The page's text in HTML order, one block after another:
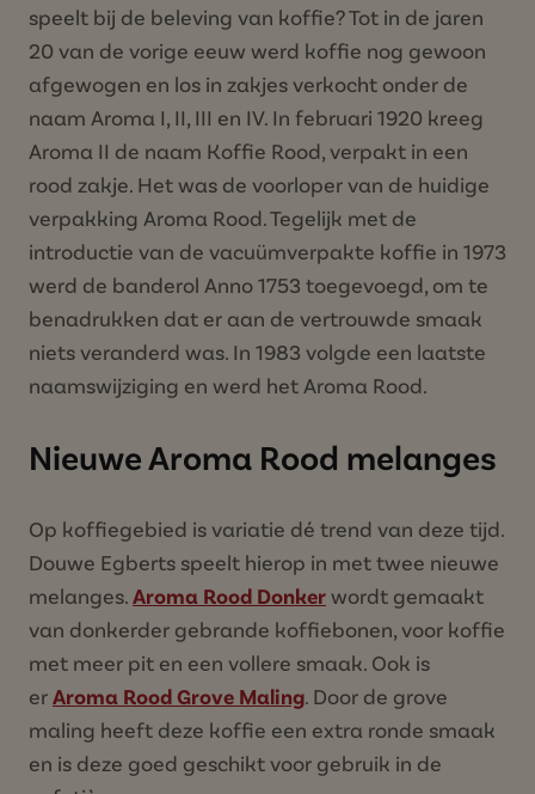
speelt bij de beleving van koffie? Tot in de jaren
20 van de vorige eeuw werd koffie nog gewoon
afgewogen en los in zakjes verkocht onder de
naam Aroma I, II, III en IV. In februari 1920 kreeg
Aroma II de naam Koffie Rood, verpakt in een
rood zakje. Het was de voorloper van de huidige
verpakking Aroma Rood. Tegelijk met de
introductie van de vacuümverpakte koffie in 1973
werd de banderol Anno 1753 toegevoegd, om te
benadrukken dat er aan de vertrouwde smaak
niets veranderd was. In 1983 volgde een laatste
naamswijziging en werd het Aroma Rood.
Nieuwe Aroma Rood melanges
Op koffiegebied is variatie dé trend van deze tijd.
Douwe Egberts speelt hierop in met twee nieuwe
melanges.Aroma Rood Donkerwordt gemaakt
van donkerder gebrande koffiebonen, voor koffie
met meer pit en een vollere smaak. Ook is
erAroma Rood Grove Maling. Door de grove
maling heeft deze koffie een extra ronde smaak
en is deze goed geschikt voor gebruik in de